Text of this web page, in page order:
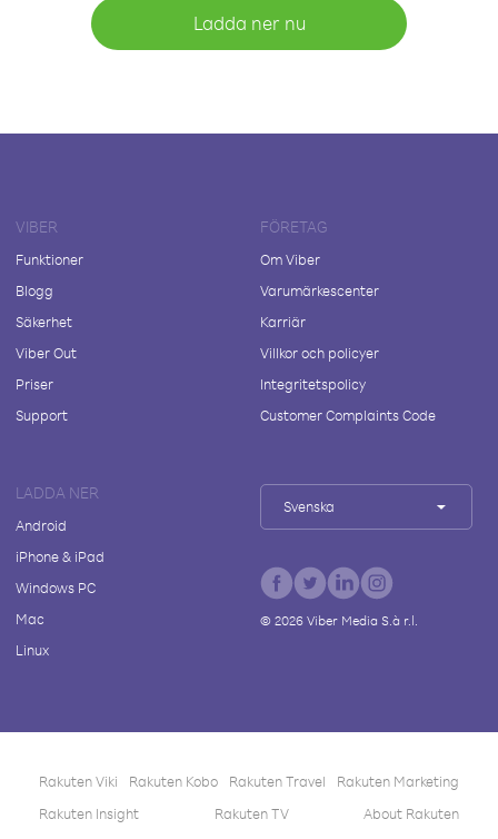
Ladda ner nu
VIBER
Funktioner
Blogg
Säkerhet
Viber Out
Priser
Support
FÖRETAG
Om Viber
Varumärkescenter
Karriär
Villkor och policyer
Integritetspolicy
Customer Complaints Code
LADDA NER
Android
iPhone & iPad
Windows PC
Mac
Linux
Svenska
© 2026Viber Media S.à r.l.
Rakuten Viki Rakuten Kobo Rakuten Travel
Rakuten Marketing
Rakuten Insight
Rakuten TV About Rakuten